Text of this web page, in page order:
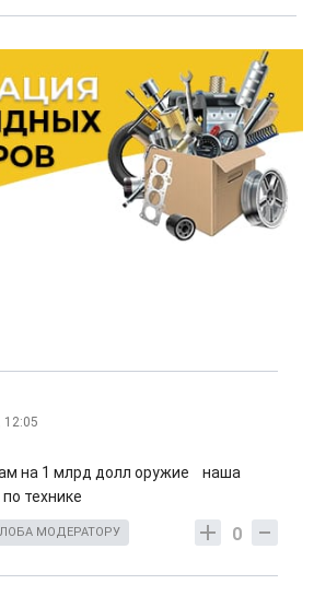
12:05
на 1 млрд долл оружие наша
технике
0
МОДЕРАТОРУ